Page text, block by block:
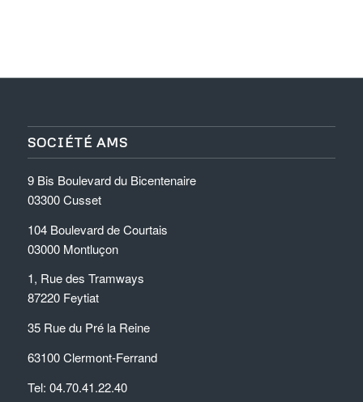
SOCIÉTÉ AMS
9 Bis Boulevard du Bicentenaire
03300 Cusset
104 Boulevard de Courtais
03000 Montluçon
1, Rue des Tramways
87220 Feytiat
35 Rue du Pré la Reine
63100 Clermont-Ferrand
Tel: 04.70.41.22.40